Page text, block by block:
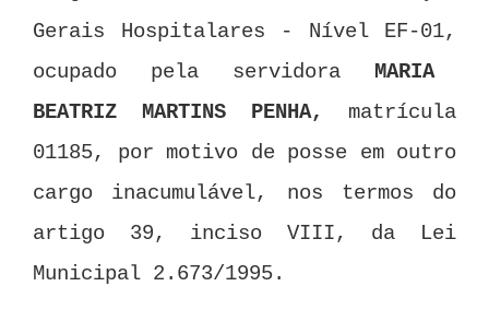
Gerais Hospitalares - Nível EF-01,
ocupado pela servidora MARIA
BEATRIZ MARTINS PENHA,
matrícula
01185, por motivo de posse em outro
cargo inacumulável, nos termos do
artigo 39, inciso VIII, da Lei
Municipal 2.673/1995.